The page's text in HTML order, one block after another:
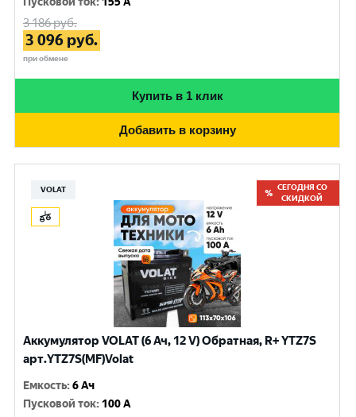
3 186руб.
3 096 руб.
при обмене
Купить в 1 клик
Добавить в корзину
VOLAT
СЕГОДНЯ СО
СКИДКОЙ
Аккумулятор VOLAT (6 Ач, 12 V) Обратная, R+ YTZ7S
арт.YTZ7S(MF)Volat
Емкость:6 Ач
Пусковой ток: 100 A